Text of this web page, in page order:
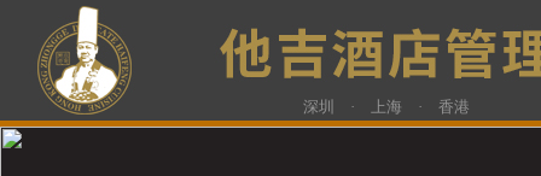
深圳 · 上海 · 香港